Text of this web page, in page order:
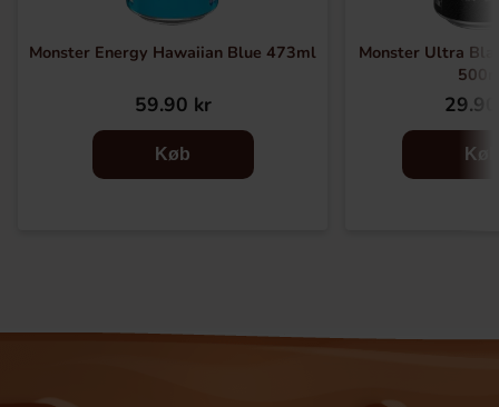
Monster Energy Hawaiian Blue 473ml
59.90 kr
Køb
Monster Ultra
Køb